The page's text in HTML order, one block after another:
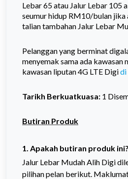
Lebar 65 atau Jalur Lebar 105
seumur hidup RM10/bulan jika
talian tambahan Jalur Lebar
Pelanggan yang berminat
menyemak sama ada kawasan
kawasan liputan 4G LTE Digidi
Tarikh Berkuatkuasa: 1
Butiran Produk
1. Apakah butiran produk ini?
Jalur Lebar Mudah Alih Digi
pilihan pelan berikut.